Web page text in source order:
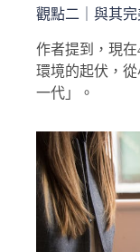
觀點二｜與其
作者提到，現
環境的起伏，
一代」。